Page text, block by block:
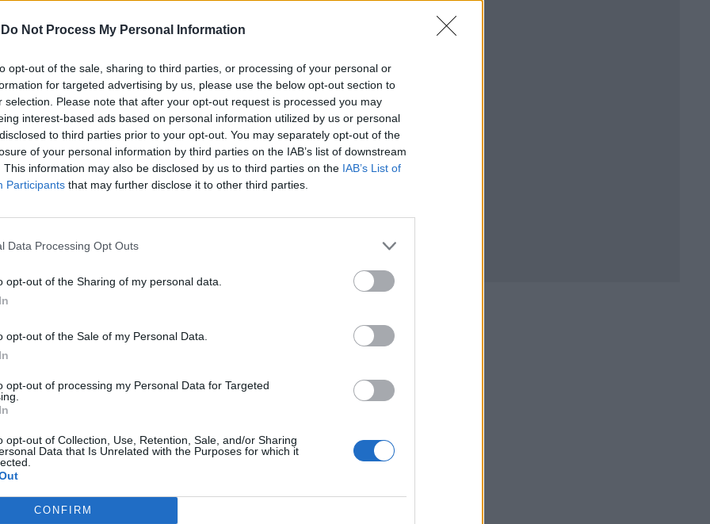
Do Not Process My Personal Information
opt-out of the sale, sharing to third parties, or processing of your personal or
for targeted advertising by us, please use the below opt-out section to
selection. Please note that after your opt-out request is processed you may
interest-based ads based on personal information utilized by us or personal
to third parties prior to your opt-out. You may separately opt-out of the
of your personal information by third parties on the IAB’s list of downstream
This information may also be disclosed by us to third parties on the IAB’s List of
Participants that may further disclose it to other third parties.
Data Processing Opt Outs
opt-out of the Sharing of my personal data.
opt-out of the Sale of my Personal Data.
opt-out of processing my Personal Data for Targeted
opt-out of Collection, Use, Retention, Sale, and/or Sharing
Data that Is Unrelated with the Purposes for which it
CONFIRM
е
припомня БНР, което подкрепя кампанията.
НОВИНИ »